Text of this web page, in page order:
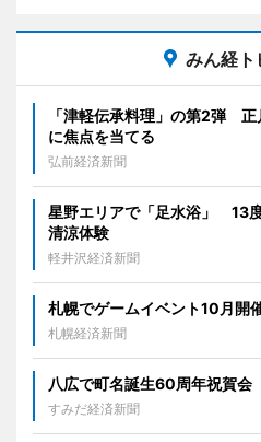
みん経ト
「津軽伝承料理」の第2弾
に焦点を当てる
弘前経済新聞
星野エリアで「足水浴」 13
清涼体験
軽井沢経済新聞
札幌でゲームイベント10月
札幌経済新聞
八広で町名誕生60周年祝賀
すみだ経済新聞